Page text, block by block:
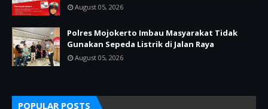
August 05, 2026
Polres Mojokerto Imbau Masyarakat Tidak
Gunakan Sepeda Listrik di Jalan Raya
August 05, 2026
POPULAR POSTS